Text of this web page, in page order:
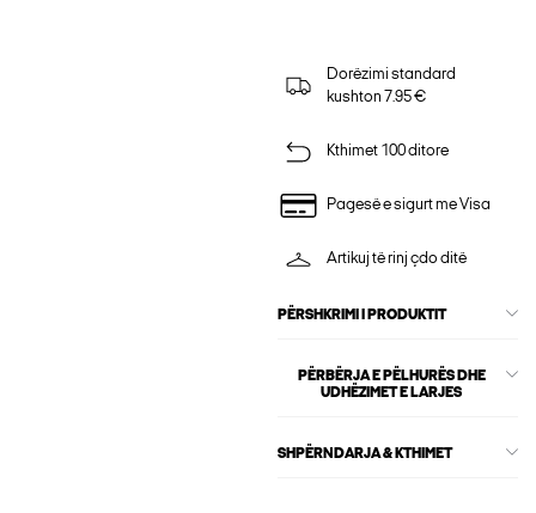
Dorëzimi standard
kushton 7.95 €
Kthimet 100 ditore
Pagesë e sigurt me Visa
Artikuj të rinj çdo ditë
PËRSHKRIMI I PRODUKTIT
PËRBËRJA E PËLHURËS DHE
UDHËZIMET E LARJES
SHPËRNDARJA & KTHIMET